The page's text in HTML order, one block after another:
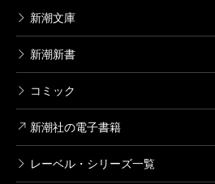
新潮文庫
新潮新書
コミック
新潮社の電子書籍
レーベル・シリーズ一覧